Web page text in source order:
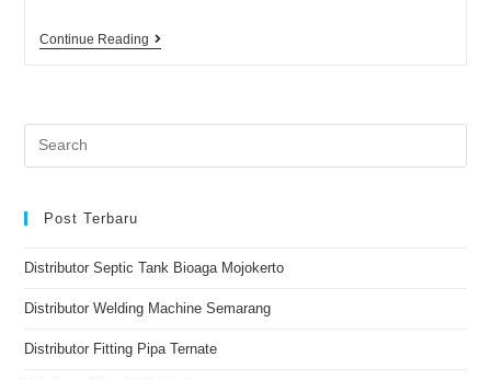
Continue Reading
Post Terbaru
Distributor Septic Tank Bioaga Mojokerto
Distributor Welding Machine Semarang
Distributor Fitting Pipa Ternate